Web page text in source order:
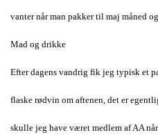
vanter når man pakker til maj måned
Mad og drikke
Efter dagens vandrig fik jeg typisk et
flaske rødvin om aftenen, det er
skulle jeg have været medlem af AA